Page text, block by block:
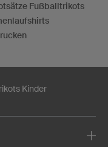
Fußballtrikots
Kinder